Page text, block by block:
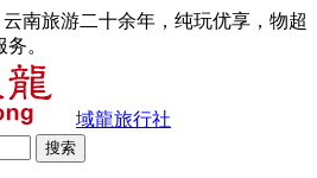
南旅游二十余年，纯玩优享，物超
。
域龍旅行社
搜索